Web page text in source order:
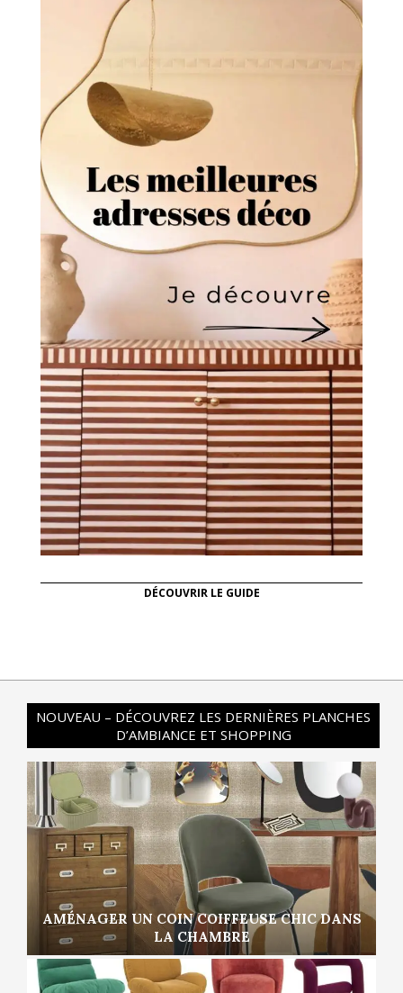
DÉCOUVRIR LE GUIDE
NOUVEAU – DÉCOUVREZ LES DERNIÈRES PLANCHES
D’AMBIANCE ET SHOPPING
AMÉNAGER UN COIN COIFFEUSE CHIC DANS
LA CHAMBRE